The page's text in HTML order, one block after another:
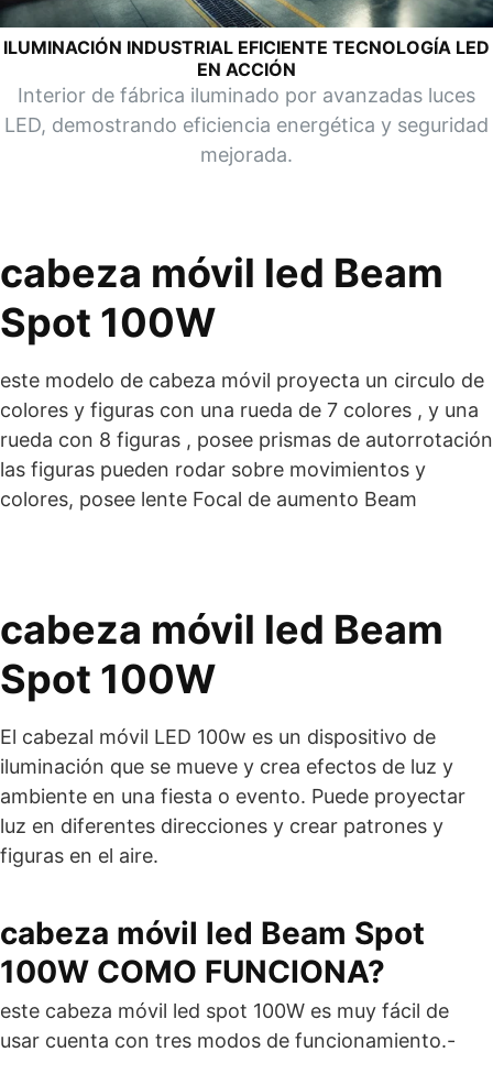
ILUMINACIÓN INDUSTRIAL EFICIENTE TECNOLOGÍA LED
EN ACCIÓN
Interior de fábrica iluminado por avanzadas luces
LED, demostrando eficiencia energética y seguridad
mejorada.
cabeza móvil led Beam
Spot 100W
este modelo de cabeza móvil proyecta un circulo de
colores y figuras con una rueda de 7 colores , y una
rueda con 8 figuras , posee prismas de autorrotación
las figuras pueden rodar sobre movimientos y
colores, posee lente Focal de aumento Beam
cabeza móvil led Beam
Spot 100W
El cabezal móvil LED 100w es un dispositivo de
iluminación que se mueve y crea efectos de luz y
ambiente en una fiesta o evento. Puede proyectar
luz en diferentes direcciones y crear patrones y
figuras en el aire.
cabeza móvil led Beam Spot
100W COMO FUNCIONA?
este cabeza móvil led spot 100W es muy fácil de
usar cuenta con tres modos de funcionamiento.-